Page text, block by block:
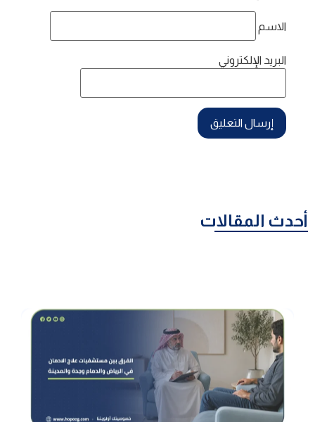
الاسم
البريد الإلكتروني
أحدث المقالات
ما الفرق بين مستشفيات علاج الادمان في الرياض والدمام